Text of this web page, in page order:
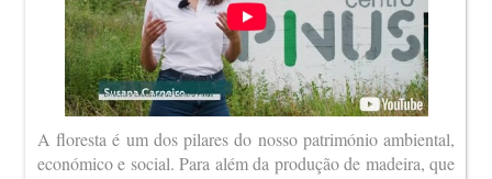
A floresta é um dos pilares do nosso património ambiental,
económico e social. Para além da produção de madeira, que